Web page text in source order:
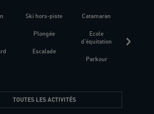
Ski hors-piste
Plongée
Escalade
Catamaran
Ecole
d'équitation
Parkour
TOUTES LES ACTIVITÉS